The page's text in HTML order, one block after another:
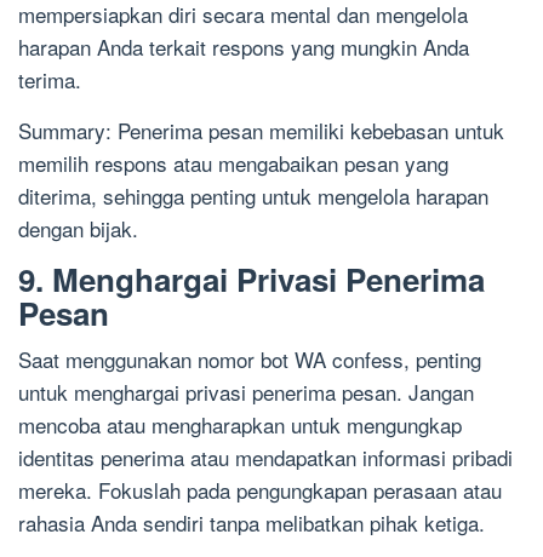
mempersiapkan diri secara mental dan mengelola
harapan Anda terkait respons yang mungkin Anda
terima.
Summary: Penerima pesan memiliki kebebasan untuk
memilih respons atau mengabaikan pesan yang
diterima, sehingga penting untuk mengelola harapan
dengan bijak.
9. Menghargai Privasi Penerima
Pesan
Saat menggunakan nomor bot WA confess, penting
untuk menghargai privasi penerima pesan. Jangan
mencoba atau mengharapkan untuk mengungkap
identitas penerima atau mendapatkan informasi pribadi
mereka. Fokuslah pada pengungkapan perasaan atau
rahasia Anda sendiri tanpa melibatkan pihak ketiga.